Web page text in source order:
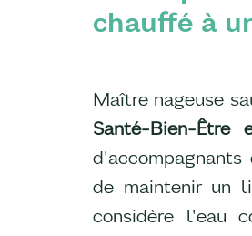
chauffé à
Maître nageuse
Santé-Bien-Être
de maintenir un
considère l'eau